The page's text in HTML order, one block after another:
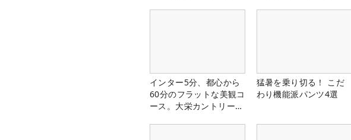
インター5分、都心から
60分のフラットな美観コ
ース。大栄カントリー俱
猛暑を乗り切る！ こだ
わり機能派パンツ4選